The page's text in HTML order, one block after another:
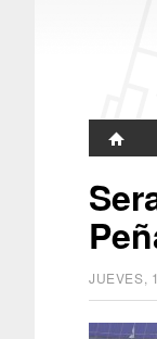
JUEVES,